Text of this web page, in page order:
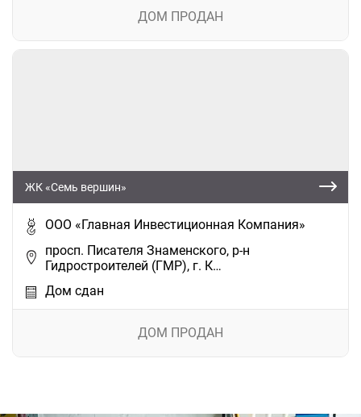
ДОМ ПРОДАН
ЖК «Семь вершин»
ООО «Главная Инвестиционная Компания»
просп. Писателя Знаменского, р-н
Гидростроителей (ГМР), г. К…
Дом сдан
ДОМ ПРОДАН